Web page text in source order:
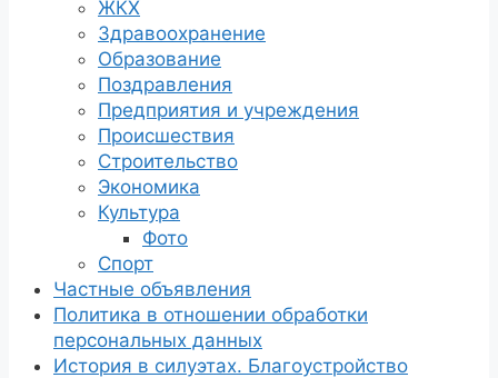
ЖКХ
Здравоохранение
Образование
Поздравления
Предприятия и учреждения
Происшествия
Строительство
Экономика
Культура
Фото
Спорт
Частные объявления
Политика в отношении обработки
персональных данных
История в силуэтах. Благоустройство